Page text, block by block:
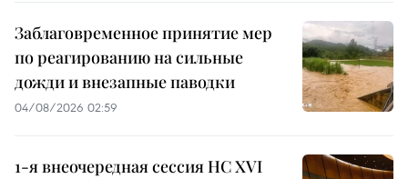
Заблаговременное принятие мер
по реагированию на сильные
дожди и внезапные паводки
04/08/2026 02:59
1-я внеочередная сессия НС XVI